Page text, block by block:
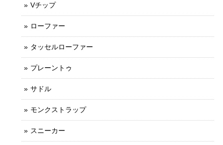
Vチップ
ローファー
タッセルローファー
プレーントゥ
サドル
モンクストラップ
スニーカー